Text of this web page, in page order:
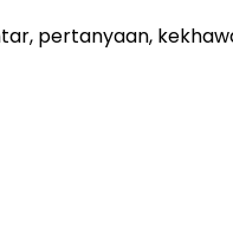
pertanyaan,